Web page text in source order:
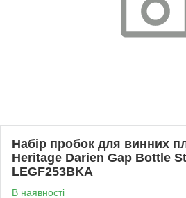
Набір пробок для винних
Heritage Darien Gap Bottle
LEGF253BKA
В наявності